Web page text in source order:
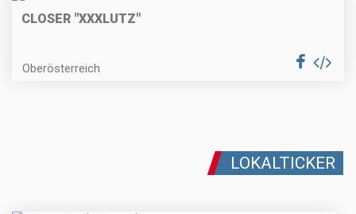
CLOSER "XXXLUTZ"
Oberösterreich
LOKALTICKER